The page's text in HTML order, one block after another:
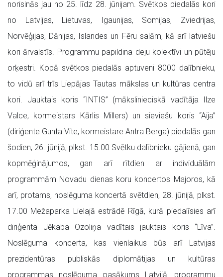
norisinās jau no 25. līdz 28. jūnijam. Svētkos piedalās kori
no Latvijas, Lietuvas, Igaunijas, Somijas, Zviedrijas,
Norvēģijas, Dānijas, Islandes un Fēru salām, kā arī latviešu
kori ārvalstīs. Programmu papildina deju kolektīvi un pūtēju
orķestri. Kopā svētkos piedalās aptuveni 8000 dalībnieku,
to vidū arī trīs Liepājas Tautas mākslas un kultūras centra
kori. Jauktais koris “INTIS” (mākslinieciskā vadītāja Ilze
Valce, kormeistars Kārlis Millers) un sieviešu koris “Aija”
(diriģente Gunta Vite, kormeistare Antra Berga) piedalās gan
šodien, 26. jūnijā, plkst. 15.00 Svētku dalībnieku gājienā, gan
kopmēģinājumos, gan arī rītdien ar individuālām
programmām Novadu dienas koru koncertos Majoros, kā
arī, protams, noslēguma koncertā svētdien, 28. jūnijā, plkst.
17.00 Mežaparka Lielajā estrādē Rīgā, kurā piedalīsies arī
diriģenta Jēkaba Ozoliņa vadītais jauktais koris “Līva”.
Noslēguma koncerta, kas vienlaikus būs arī Latvijas
prezidentūras publiskās diplomātijas un kultūras
programmas noslēguma pasākums Latvijā, programmu